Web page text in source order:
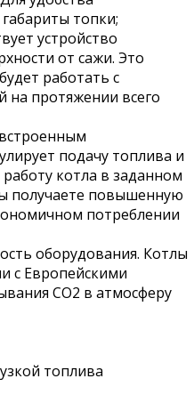
топки;
устройство
от сажи. Это
работать с
на протяжении всего
подачу топлива и
котла в заданном
получаете повышенную
потреблении
оборудования. Котлы
с Европейскими
СО2 в атмосферу
топлива